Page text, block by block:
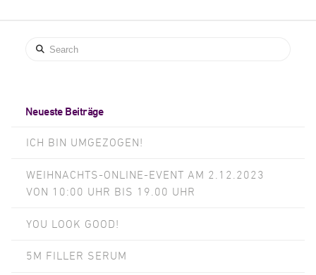
Search
Neueste Beiträge
ICH BIN UMGEZOGEN!
WEIHNACHTS-ONLINE-EVENT AM 2.12.2023
VON 10:00 UHR BIS 19.00 UHR
YOU LOOK GOOD!
5M FILLER SERUM